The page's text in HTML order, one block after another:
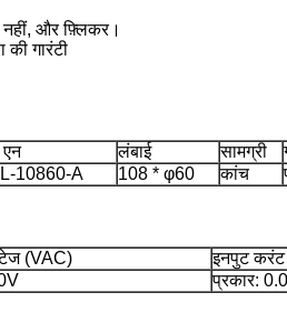
और फ़्लिकर।
की गारंटी
एन लंबाई सामग्री
10860-A
108 * φ60 कांच
(VAC)
इनपुट
प्रकार: